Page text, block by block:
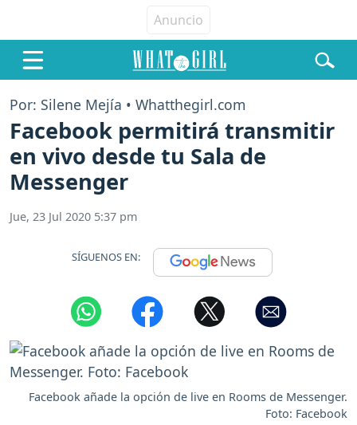
Por: Silene Mejía • Whatthegirl.com
Facebook permitirá transmitir
en vivo desde tu Sala de
Messenger
Jue, 23 Jul 2020 5:37 pm
SÍGUENOS EN:
Facebook añade la opción de live en Rooms de Messenger.
Foto: Facebook